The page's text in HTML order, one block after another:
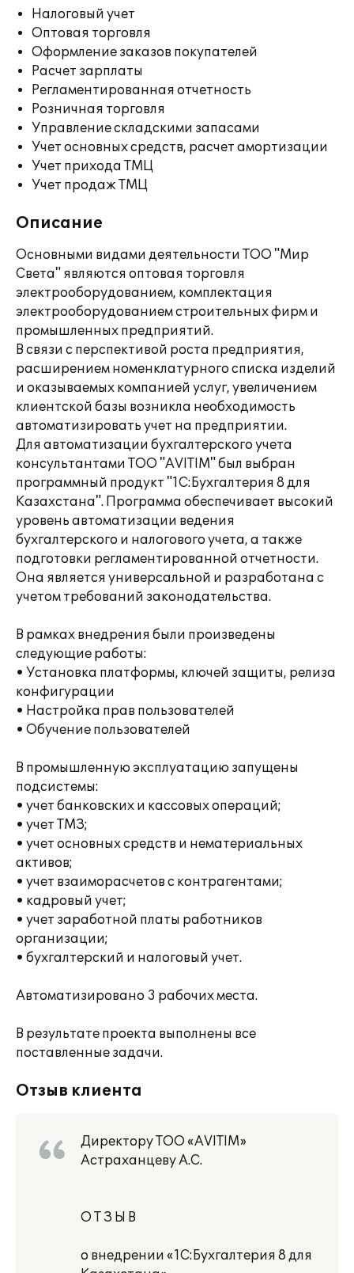
Налоговый учет
Оптовая торговля
Оформление заказов покупателей
Расчет зарплаты
Регламентированная отчетность
Розничная торговля
Управление складскими запасами
Учет основных средств, расчет амортизации
Учет прихода ТМЦ
Учет продаж ТМЦ
Описание
Основными видами деятельности ТОО "Мир
Света" являются оптовая торговля
электрооборудованием, комплектация
электрооборудованием строительных фирм и
промышленных предприятий.
В связи с перспективой роста предприятия,
расширением номенклатурного списка изделий
и оказываемых компанией услуг, увеличением
клиентской базы возникла необходимость
автоматизировать учет на предприятии.
Для автоматизации бухгалтерского учета
консультантами ТОО "AVITIM" был выбран
программный продукт "1С:Бухгалтерия 8 для
Казахстана". Программа обеспечивает высокий
уровень автоматизации ведения
бухгалтерского и налогового учета, а также
подготовки регламентированной отчетности.
Она является универсальной и разработана с
учетом требований законодательства.
В рамках внедрения были произведены
следующие работы:
• Установка платформы, ключей защиты, релиза
конфигурации
• Настройка прав пользователей
• Обучение пользователей
В промышленную эксплуатацию запущены
подсистемы:
• учет банковских и кассовых операций;
• учет ТМЗ;
• учет основных средств и нематериальных
активов;
• учет взаиморасчетов с контрагентами;
• кадровый учет;
• учет заработной платы работников
организации;
• бухгалтерский и налоговый учет.
Автоматизировано 3 рабочих места.
В результате проекта выполнены все
поставленные задачи.
Отзыв клиента
Директору ТОО «AVITIM»
Астраханцеву А.С.
О Т З Ы В
о внедрении «1С:Бухгалтерия 8 для